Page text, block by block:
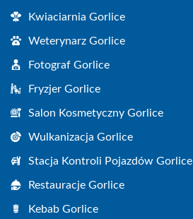
Kwiaciarnia Gorlice
Weterynarz Gorlice
Fotograf Gorlice
Fryzjer Gorlice
Salon Kosmetyczny Gorlice
Wulkanizacja Gorlice
Stacja Kontroli Pojazdów Gorlice
Restauracje Gorlice
Kebab Gorlice